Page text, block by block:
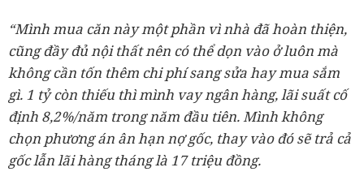
“Mình mua căn này một phần vì nhà đã hoàn thiện,
cũng đầy đủ nội thất nên có thể dọn vào ở luôn mà
không cần tốn thêm chi phí sang sửa hay mua sắm
gì. 1 tỷ còn thiếu thì mình vay ngân hàng, lãi suất cố
định 8,2%/năm trong năm đầu tiên. Mình không
chọn phương án ân hạn nợ gốc, thay vào đó sẽ trả cả
gốc lẫn lãi hàng tháng là 17 triệu đồng.